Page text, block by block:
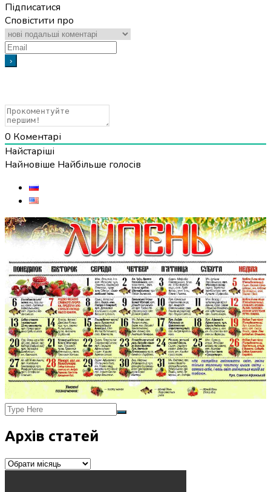
Підписатися
Сповістити про
0 Коментарі
Найстаріші
Найновіше Найбільше голосів
Архів статей
Архів